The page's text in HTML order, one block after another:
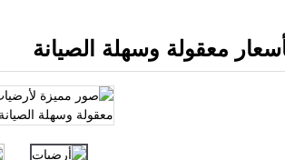
معقولة وسهلة الصيانة